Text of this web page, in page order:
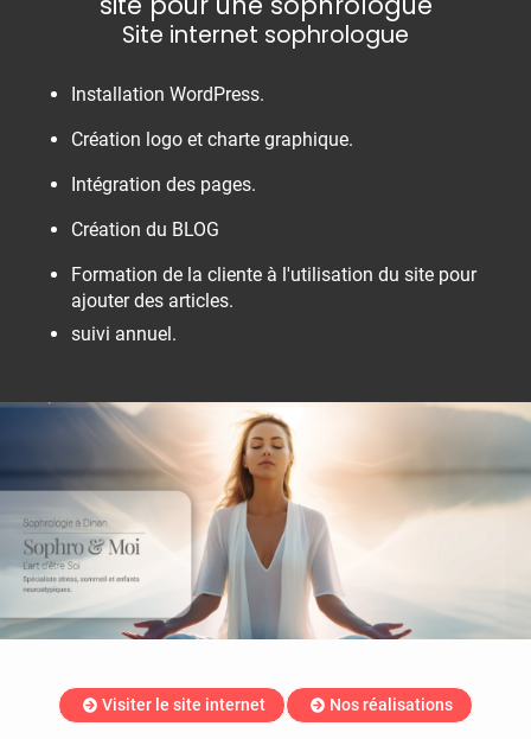
Site internet sophrologue
Installation WordPress.
Création logo et charte graphique.
Intégration des pages.
Création du BLOG
Formation de la cliente à l'utilisation du site pour
ajouter des articles.
suivi annuel.
Visiter le site internet Nos réalisations